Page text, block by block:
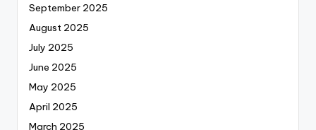
September 2025
August 2025
July 2025
June 2025
May 2025
April 2025
March 2025